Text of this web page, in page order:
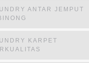
ANTAR JEMPUT
KARPET